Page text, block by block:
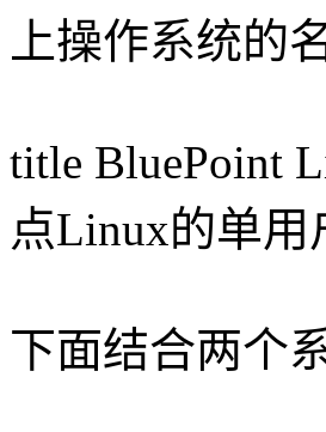
上操作系统的
title BluePoint
点Linux的单用
下面结合两个